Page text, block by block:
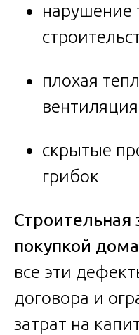
нарушение
плохая
вентиляция
скрытые
грибок
Строительная
покупкой дома
все эти
договора и
затрат на